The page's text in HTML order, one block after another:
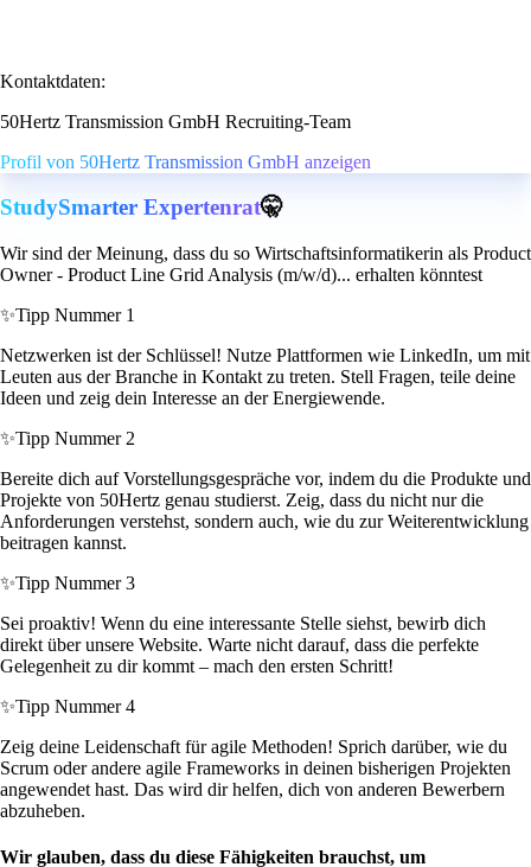
Kontaktdaten:
50Hertz Transmission GmbH Recruiting-Team
Profil von 50Hertz Transmission GmbH anzeigen
StudySmarter Expertenrat🤫
Wir sind der Meinung, dass du so Wirtschaftsinformatikerin als Product
Owner - Product Line Grid Analysis (m/w/d)... erhalten könntest
✨Tipp Nummer 1
Netzwerken ist der Schlüssel! Nutze Plattformen wie LinkedIn, um mit
Leuten aus der Branche in Kontakt zu treten. Stell Fragen, teile deine
Ideen und zeig dein Interesse an der Energiewende.
✨Tipp Nummer 2
Bereite dich auf Vorstellungsgespräche vor, indem du die Produkte und
Projekte von 50Hertz genau studierst. Zeig, dass du nicht nur die
Anforderungen verstehst, sondern auch, wie du zur Weiterentwicklung
beitragen kannst.
✨Tipp Nummer 3
Sei proaktiv! Wenn du eine interessante Stelle siehst, bewirb dich
direkt über unsere Website. Warte nicht darauf, dass die perfekte
Gelegenheit zu dir kommt – mach den ersten Schritt!
✨Tipp Nummer 4
Zeig deine Leidenschaft für agile Methoden! Sprich darüber, wie du
Scrum oder andere agile Frameworks in deinen bisherigen Projekten
angewendet hast. Das wird dir helfen, dich von anderen Bewerbern
abzuheben.
Wir glauben, dass du diese Fähigkeiten brauchst, um